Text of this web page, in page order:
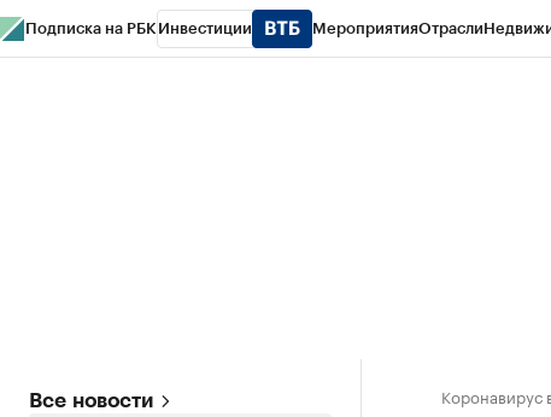
Подписка на РБК Инвестиции МероприятияОтрасли
Все новости Коронавирус